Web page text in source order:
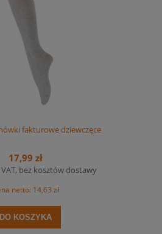
fakturowe dziewczęce
17,99 zł
bez kosztów dostawy
netto: 14,63 zł
DO KOSZYKA